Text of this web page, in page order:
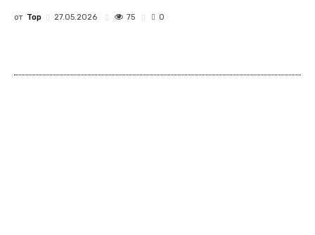
от Top 27.05.2026 75 0